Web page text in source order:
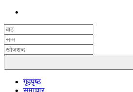
गृहपृष्ठ
समाचार